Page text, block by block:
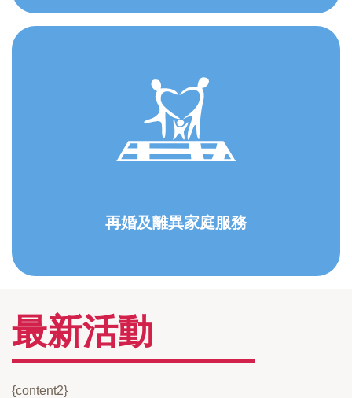
再婚及離異家庭服務
最新活動
{content2}